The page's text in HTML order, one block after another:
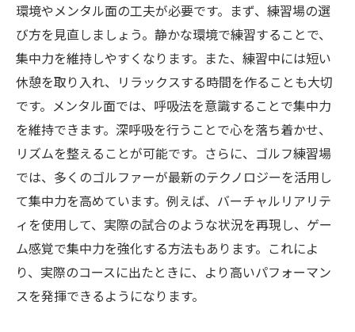
環境やメンタル面の工夫が必要です。まず、練習場の選
び方を見直しましょう。静かな環境で練習することで、
集中力を維持しやすくなります。また、練習中には短い
休憩を取り入れ、リラックスする時間を作ることも大切
です。メンタル面では、呼吸法を意識することで集中力
を維持できます。深呼吸を行うことで心を落ち着かせ、
リズムを整えることが可能です。さらに、ゴルフ練習場
では、多くのゴルファーが最新のテクノロジーを活用し
て集中力を高めています。例えば、バーチャルリアリテ
ィを使用して、実際の試合のような状況を再現し、ゲー
ム感覚で集中力を強化する方法もあります。これによ
り、実際のコースに出たときに、より高いパフォーマン
スを発揮できるようになります。